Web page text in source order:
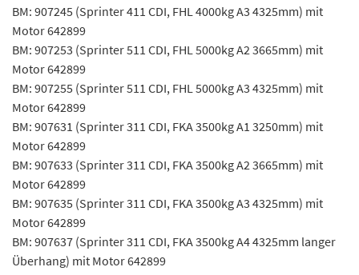
BM: 907245 (Sprinter 411 CDI, FHL 4000kg A3 4325mm) mit
Motor 642899
BM: 907253 (Sprinter 511 CDI, FHL 5000kg A2 3665mm) mit
Motor 642899
BM: 907255 (Sprinter 511 CDI, FHL 5000kg A3 4325mm) mit
Motor 642899
BM: 907631 (Sprinter 311 CDI, FKA 3500kg A1 3250mm) mit
Motor 642899
BM: 907633 (Sprinter 311 CDI, FKA 3500kg A2 3665mm) mit
Motor 642899
BM: 907635 (Sprinter 311 CDI, FKA 3500kg A3 4325mm) mit
Motor 642899
BM: 907637 (Sprinter 311 CDI, FKA 3500kg A4 4325mm langer
Überhang) mit Motor 642899